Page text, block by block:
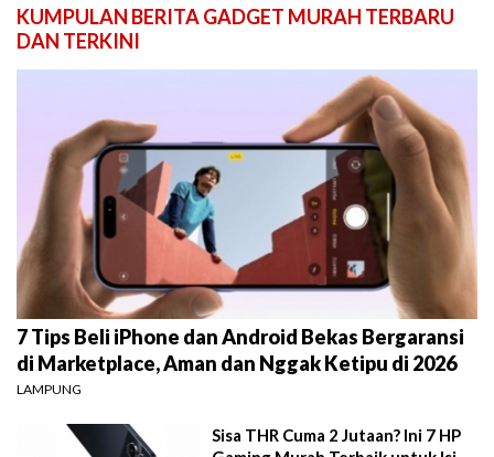
KUMPULAN BERITA GADGET MURAH TERBARU
DAN TERKINI
7 Tips Beli iPhone dan Android Bekas Bergaransi
di Marketplace, Aman dan Nggak Ketipu di 2026
LAMPUNG
Sisa THR Cuma 2 Jutaan? Ini 7 HP